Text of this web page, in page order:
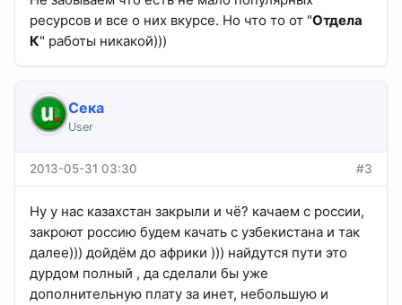
ресурсов и все о них вкурсе. Но что то от "Отдела
К" работы никакой)))
Сека
User
2013-05-31 03:30 #3
Ну у нас казахстан закрыли и чё? качаем с россии,
закроют россию будем качать с узбекистана и так
далее))) дойдём до африки ))) найдутся пути это
дурдом полный , да сделали бы уже
дополнительную плату за инет, небольшую и